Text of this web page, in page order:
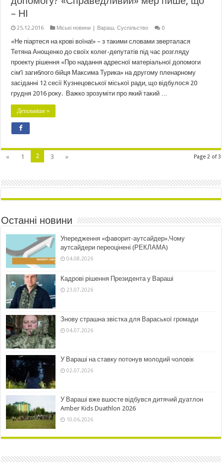
– НІ
25.12.2016 Міські новини | Вараш,Суспільство 0
«Не піартеся на крові воїна!» – з такими словами зверталася
Тетяна Анощенко до своїх колег-депутатів під час розгляду
проекту рішення «Про надання адресної матеріальної допомоги
сім’ї загиблого бійця Максима Турика» на другому пленарному
засіданні 12 сесії Кузнецовської міської ради, що відбулося 20
грудня 2016 року. Важко зрозуміти про який такий …
Детальніше »
Page 2 of 3
« 1 2 3 »
Останні новини
Упередження «фаворит-аутсайдер».Чому
аутсайдери переоцінені (РЕКЛАМА)
04.08.2026
Кадрові рішення Президента у Вараші
23.07.2026
Знову страшна звістка для Вараської громади
04.07.2026
У Вараші на ставку потонув молодий чоловік
02.07.2026
У Вараші вже вшосте відбувся дитячий дуатлон
Amber Kids Duathlon 2026
10.06.2026